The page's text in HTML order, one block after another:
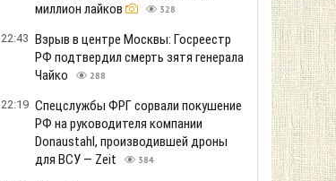
миллион лайков
328
22:43 Взрыв в центре Москвы: Госреестр
РФ подтвердил смерть зятя генерала
Чайко
288
22:19 Спецслужбы ФРГ сорвали покушение
РФ на руководителя компании
Donaustahl, производившей дроны
для ВСУ — Zeit
384